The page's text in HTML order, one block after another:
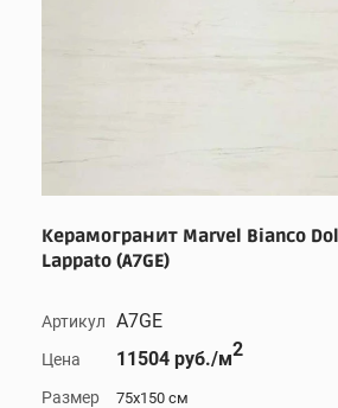
Керамогранит Marvel Bianco
Lappato (A7GE)
Артикул A7GE
Цена 11504 руб./м2
Размер 75x150 см